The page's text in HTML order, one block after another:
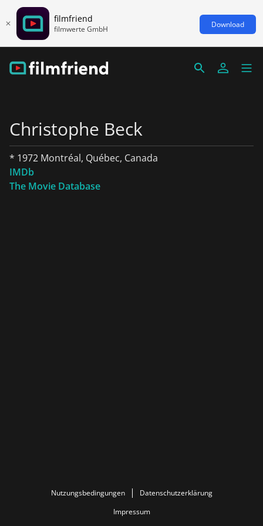
filmfriend
filmwerte GmbH Download
Christophe Beck
* 1972 Montréal, Québec, Canada
IMDb
The Movie Database
Nutzungsbedingungen
Datenschutzerklärung
Impressum